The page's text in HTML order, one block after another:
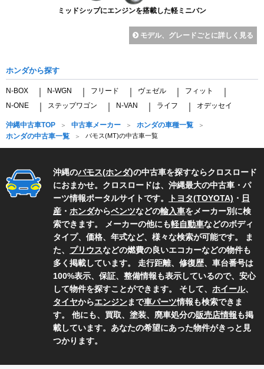
ミッドシップにエンジンを搭載した軽ミニバン
モデル、グレードごとに詳しく見る
ホンダから探す
N-BOX N-WGN フリード ヴェゼル フィット
N-ONE ステップワゴン N-VAN ライフ オデッセイ
沖縄中古車TOP 中古車メーカー
ホンダの車種一覧
ホンダの中古車一覧
バモス(MT)の中古車一覧
沖縄のバモス(ホンダ)の中古車を探すならクロスロード
におまかせ。クロスロードは、沖縄最大の中古車・パ
ーツ情報ポータルサイトです。
トヨタ(TOYOTA) ・ 日
産 ・ ホンダからベンツなどの輸入車をメーカー別に検
索できます。 メーカーの他にも軽自動車などのボディ
タイプ、価格、年式など、様々な検索が可能です。 ま
た、 プリウスなどの燃費の良いエコカーなどの物件も
多く掲載しています。 走行距離、修復歴、車台番号は
100%表示、保証、整備情報も表示しているので、安心
して物件を探すことができます。 そして、 ホイール、
タイヤからエンジンまで車パーツ情報も検索できま
す。 他にも、買取、塗装、廃車処分の販売店情報も掲
載しています。あなたの希望にあった物件がきっと見
つかります。